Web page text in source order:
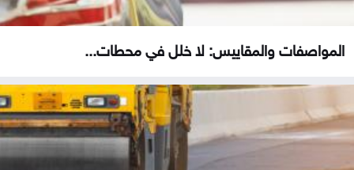
المواصفات والمقاييس: لا خلل في محطات...